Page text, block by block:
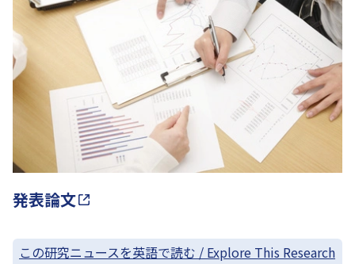
発表論文
この研究ニュースを英語で読む / Explore This Research